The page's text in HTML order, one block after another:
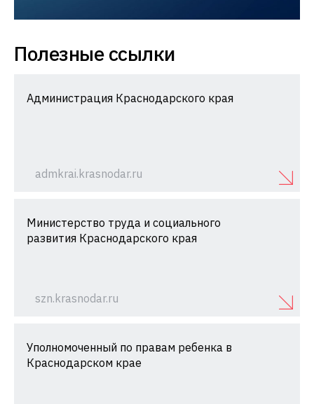
Полезные ссылки
Администрация Краснодарского края
admkrai.krasnodar.ru
Министерство труда и социального
развития Краснодарского края
szn.krasnodar.ru
Уполномоченный по правам ребенка в
Краснодарском крае